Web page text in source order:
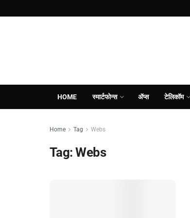
HOME स्मार्टफोन्स ॲप्स टेलिकॉम
Home Tag Webs
Tag:Webs